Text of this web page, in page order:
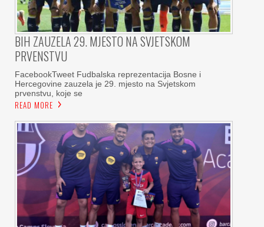
BIH ZAUZELA 29. MJESTO NA SVJETSKOM
PRVENSTVU
FacebookTweet Fudbalska reprezentacija Bosne i
Hercegovine zauzela je 29. mjesto na Svjetskom
prvenstvu, koje se
READ MORE